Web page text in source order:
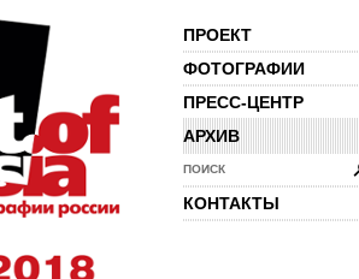
ПРОЕКТ
ФОТОГРАФИИ
ПРЕСС-ЦЕНТР
АРХИВ
ПОИСК
КОНТАКТЫ